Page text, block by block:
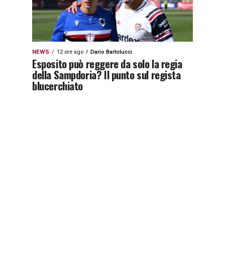
NEWS 12 ore ago Dario Bartolucci
Esposito può reggere da solo la regia
della Sampdoria? Il punto sul regista
blucerchiato